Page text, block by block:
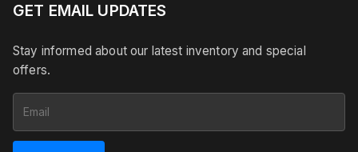
GET EMAIL UPDATES
Stay informed about our latest inventory and special
offers.